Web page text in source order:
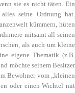
sie es nicht täten. Ein
seine Ordnung hat.
kümmern, hüten
mitsamt all seinen
als auch um kleine
eigene Thematik (z.B.
möchte seinem Besitzer
Bewohner vom „kleinen
oder einen Wichtel mit